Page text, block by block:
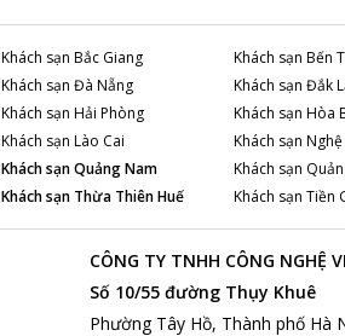
Khách sạn Bắc Giang Khách sạn Bến
Khách sạn Đà Nẵng Khách sạn Đắk
Khách sạn Hải Phòng Khách sạn Hòa
Khách sạn Lào Cai Khách sạn Nghệ
Khách sạnQuảng Nam Khách sạn
Khách sạn Thừa Thiên Huế Khách sạn Tiền
CÔNG TY TNHH CÔNG NGHỆ
Số 10/55 đường Thụy Khuê
Phường Tây Hồ, Thành phố Hà